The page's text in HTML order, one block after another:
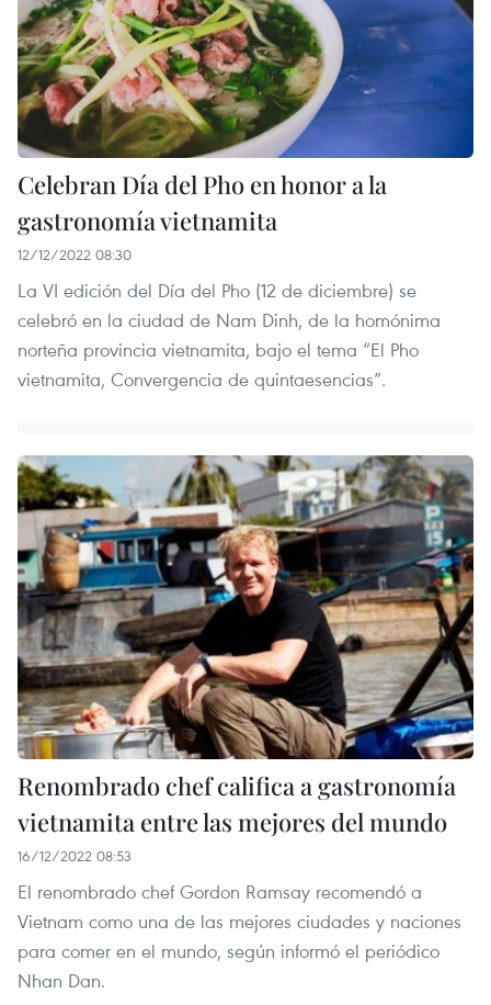
Celebran Día del Pho en honor a la
gastronomía vietnamita
12/12/2022 08:30
La VI edición del Día del Pho (12 de diciembre) se
celebró en la ciudad de Nam Dinh, de la homónima
norteña provincia vietnamita, bajo el tema “El Pho
vietnamita, Convergencia de quintaesencias”.
Renombrado chef califica a gastronomía
vietnamita entre las mejores del mundo
16/12/2022 08:53
El renombrado chef Gordon Ramsay recomendó a
Vietnam como una de las mejores ciudades y naciones
para comer en el mundo, según informó el periódico
Nhan Dan.